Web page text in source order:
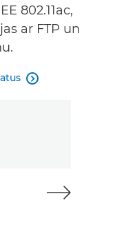
802.11ac,
ar FTP un
